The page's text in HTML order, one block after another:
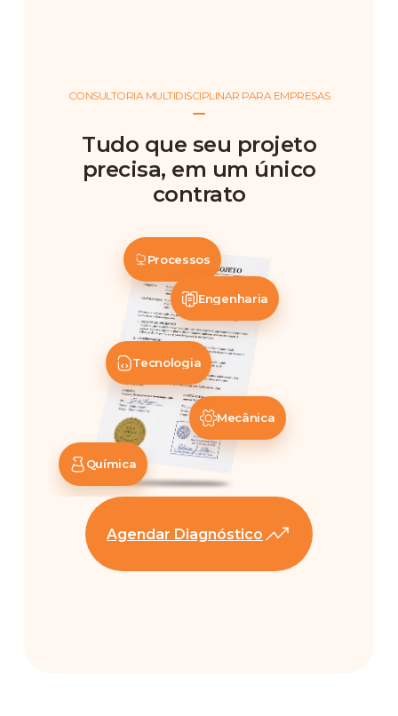
CONSULTORIA MULTIDISCIPLINAR PARA EMPRESAS
Tudo que seu projeto
precisa, em um único
contrato
Agendar Diagnóstico
Mecânica
Tecnologia
Processos
Engenharia
Química